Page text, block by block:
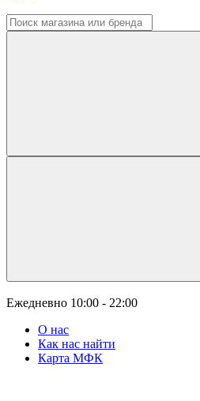
Ежедневно 10:00 - 22:00
О нас
Как нас найти
Карта МФК